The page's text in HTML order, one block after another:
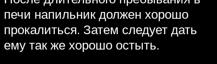
печи напильник должен хорошо
прокалиться. Затем следует дать
ему так же хорошо остыть.